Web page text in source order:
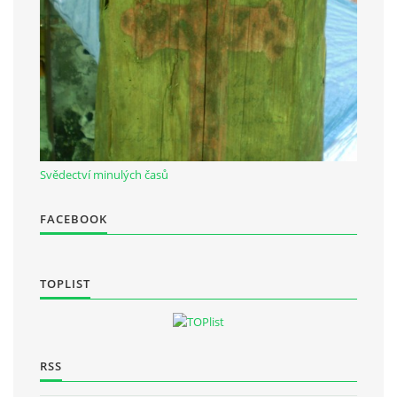
Občanská vzdělávací jednota "Komenský" v Choceradech z.s.
Chocerady 4
257 24 Chocerady
IČ: 498 28 614
Kontaktní osoba:
Svědectví minulých časů
FACEBOOK
TOPLIST
RSS